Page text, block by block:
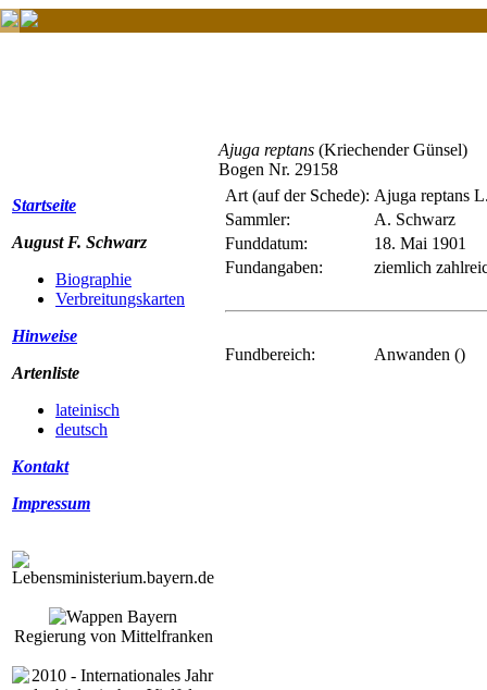
Startseite
August F. Schwarz
Biographie
Verbreitungskarten
Hinweise
Artenliste
lateinisch
deutsch
Kontakt
Impressum
Regierung von Mittelfranken
Ajuga reptans (Kriechender Günsel)
Bogen Nr. 29158
Art (auf der Schede): Ajuga reptans
Sammler:
A. Schwarz
Funddatum:
18. Mai 1901
Fundangaben:
ziemlich
Fundbereich: Anwanden ()